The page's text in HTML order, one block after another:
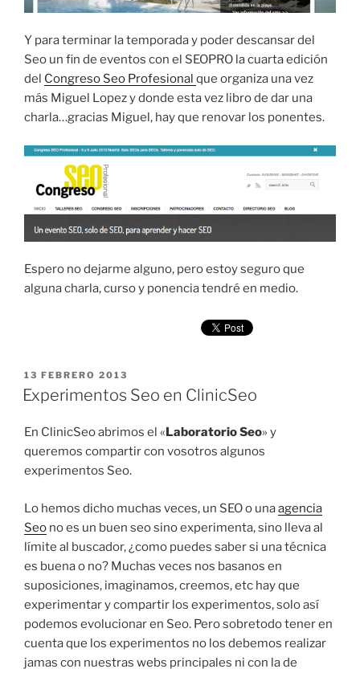
Y para terminar la temporada y poder descansar del
Seo un fin de eventos con el SEOPRO la cuarta edición
del Congreso Seo Profesional que organiza una vez
más Miguel Lopez y donde esta vez libro de dar una
charla…gracias Miguel, hay que renovar los ponentes.
Espero no dejarme alguno, pero estoy seguro que
alguna charla, curso y ponencia tendré en medio.
PUBLICADO
EL
13 FEBRERO 2013
Experimentos Seo en ClinicSeo
En ClinicSeo abrimos el « Laboratorio Seo» y
queremos compartir con vosotros algunos
experimentos Seo.
Lo hemos dicho muchas veces, un SEO o unaagencia
Seo no es un buen seo sino experimenta, sino lleva al
límite al buscador, ¿como puedes saber si una técnica
es buena o no? Muchas veces nos basanos en
suposiciones, imaginamos, creemos, etc hay que
experimentar y compartir los experimentos, solo así
podemos evolucionar en Seo. Pero sobretodo tener en
cuenta que los experimentos no los debemos realizar
jamas con nuestras webs principales ni con la de